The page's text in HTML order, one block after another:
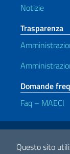
Questo sito
Notizie
Trasparenza
Domande
Faq – MAECI
Link Utili